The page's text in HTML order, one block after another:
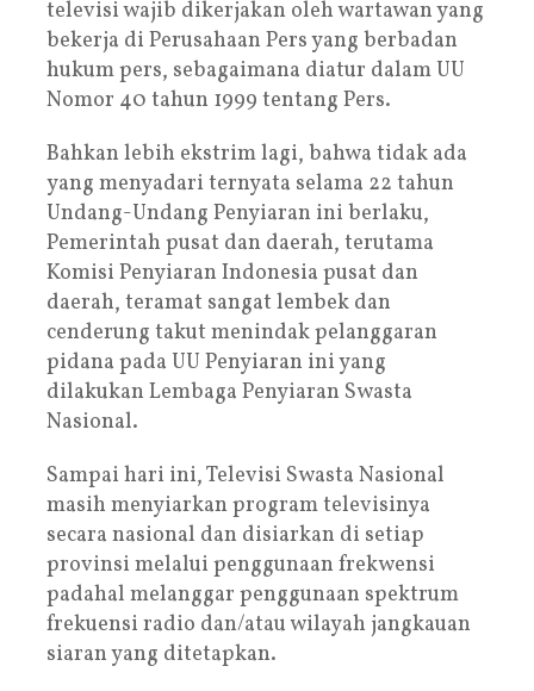
televisi wajib dikerjakan oleh wartawan yang
bekerja di Perusahaan Pers yang berbadan
hukum pers, sebagaimana diatur dalam UU
Nomor 40 tahun 1999 tentang Pers.
Bahkan lebih ekstrim lagi, bahwa tidak ada
yang menyadari ternyata selama 22 tahun
Undang-Undang Penyiaran ini berlaku,
Pemerintah pusat dan daerah, terutama
Komisi Penyiaran Indonesia pusat dan
daerah, teramat sangat lembek dan
cenderung takut menindak pelanggaran
pidana pada UU Penyiaran ini yang
dilakukan Lembaga Penyiaran Swasta
Nasional.
Sampai hari ini, Televisi Swasta Nasional
masih menyiarkan program televisinya
secara nasional dan disiarkan di setiap
provinsi melalui penggunaan frekwensi
padahal melanggar penggunaan spektrum
frekuensi radio dan/atau wilayah jangkauan
siaran yang ditetapkan.